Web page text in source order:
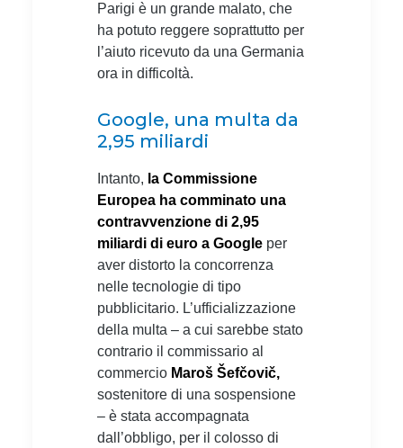
Parigi è un grande malato, che
ha potuto reggere soprattutto per
l’aiuto ricevuto da una Germania
ora in difficoltà.
Google, una multa da
2,95 miliardi
Intanto, la Commissione
Europea ha comminato una
contravvenzione di 2,95
miliardi di euro a Google per
aver distorto la concorrenza
nelle tecnologie di tipo
pubblicitario. L’ufficializzazione
della multa – a cui sarebbe stato
contrario il commissario al
commercio Maroš Šefčovič,
sostenitore di una sospensione
– è stata accompagnata
dall’obbligo, per il colosso di